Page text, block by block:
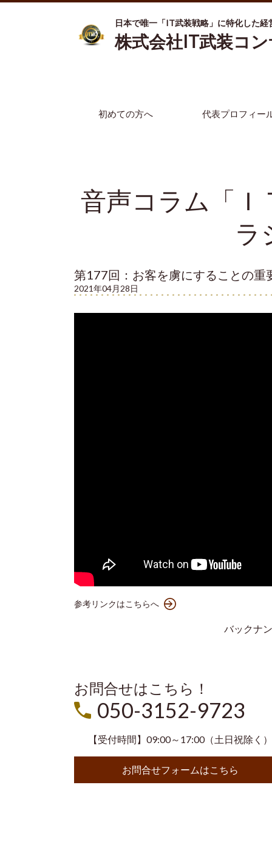
日本で唯一「IT武装戦略」に特化した経
株式会社IT武装コ
初めての方へ 代表プロフィー
音声コラム「Ｉ
ラ
第177回：お客を虜にすることの重
2021年04月28日
参考リンクはこちらへ
バックナ
お問合せはこちら！
050-3152-9723
【受付時間】09:00～17:00（土日祝除く）
お問合せフォームはこちら